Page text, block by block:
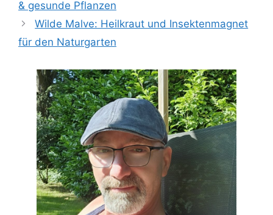
& gesunde Pflanzen
Wilde Malve: Heilkraut und Insektenmagnet
für den Naturgarten